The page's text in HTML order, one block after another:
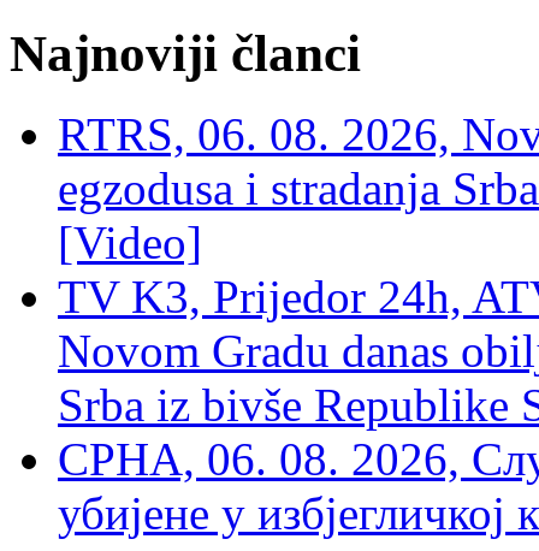
Najnoviji članci
RTRS, 06. 08. 2026,
egzodusa i stradanja
[Video]
TV K3, Prijedor 24h,
Novom Gradu danas
Srba iz bivše Republike
СРНА, 06. 08. 2026,
убијене у избјегличкој